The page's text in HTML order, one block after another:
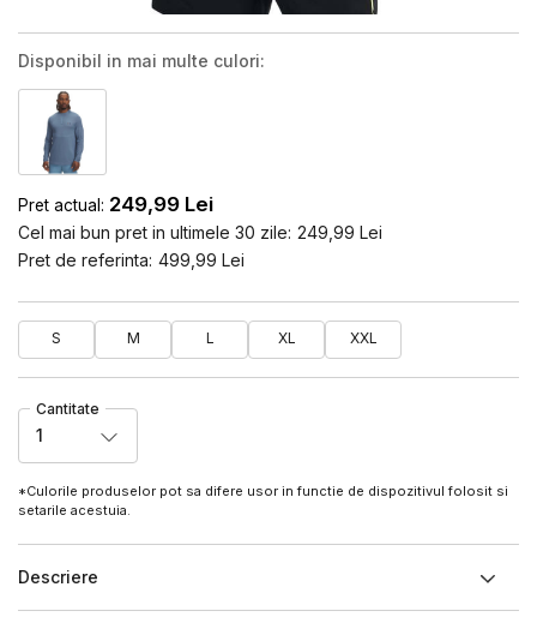
Disponibil in mai multe culori:
Pret actual: 249,99 Lei
Cel mai bun pret in ultimele 30 zile: 249,99 Lei
Pret de referinta: 499,99 Lei
S M L XL XXL
Cantitate
1
*Culorile produselor pot sa difere usor in functie de dispozitivul folosit si
setarile acestuia.
Descriere